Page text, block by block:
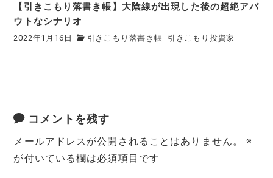
【引きこもり落書き帳】大陰線が出現した後の超絶アバ
ウトなシナリオ
2022年1月16日 引きこもり落書き帳 引きこもり投資家
コメントを残す
メールアドレスが公開されることはありません。
※
が付いている欄は必須項目です